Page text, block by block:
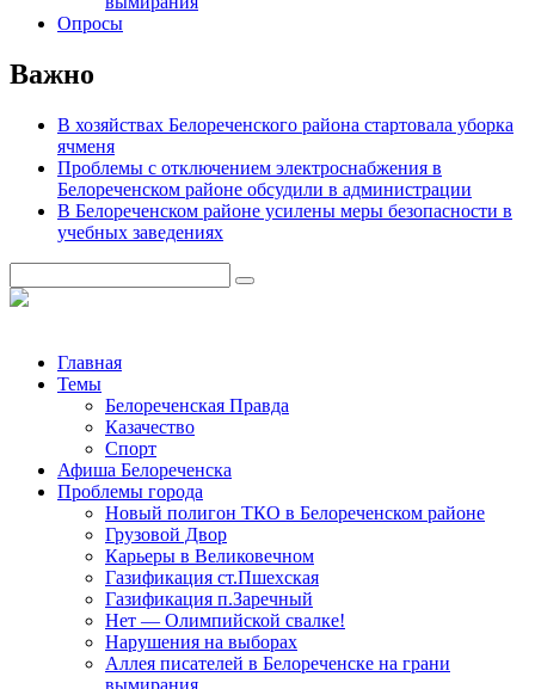
Опросы
Важно
В хозяйствах Белореченского района стартовала уборка
ячменя
Проблемы с отключением электроснабжения в
Белореченском районе обсудили в администрации
В Белореченском районе усилены меры безопасности в
учебных заведениях
Главная
Темы
Белореченская Правда
Казачество
Спорт
Афиша Белореченска
Проблемы города
Новый полигон ТКО в Белореченском районе
Грузовой Двор
Карьеры в Великовечном
Газификация ст.Пшехская
Газификация п.Заречный
Нет — Олимпийской свалке!
Нарушения на выборах
Аллея писателей в Белореченске на грани
вымирания